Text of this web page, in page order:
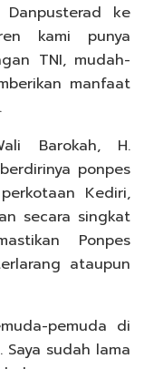
ke
kami punya
TNI, mudah-
manfaat
Barokah, H.
ponpes
Kediri,
secara singkat
Ponpes
ataupun
pemuda di
sudah lama